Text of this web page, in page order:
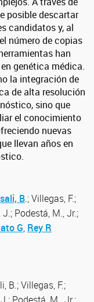
posible descartar
candidatos y, al
número de copias
han
genética médica.
la integración de
de alta resolución
sino que
el conocimiento
nuevas
llevan años en
B.; Villegas, F.;
Podestá, M., Jr.;
G, Rey R
B.; Villegas, F.;